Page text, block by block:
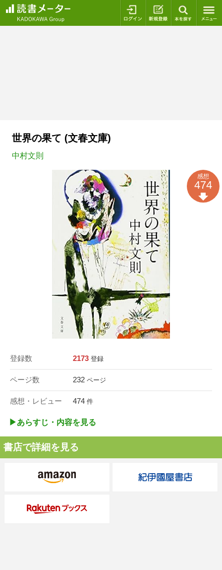
ログイン 新規登録
世界の果て (文春文庫)
中村文則
登録数 2173 登録
ページ数 232 ページ
感想・レビュー 474 件
感想
474
▶︎あらすじ・内容を見る
書店で詳細を見る